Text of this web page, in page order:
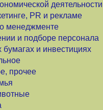
деятельности
PR и рекламе
менеджменте
и подборе персонала
и инвестициях
прочее